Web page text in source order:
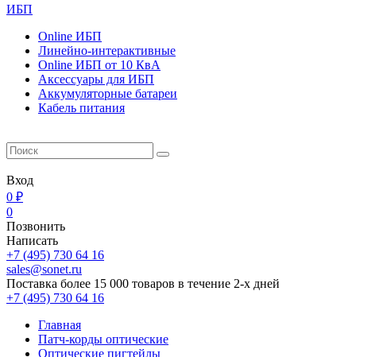
ИБП
Online ИБП
Линейно-интерактивные
Online ИБП от 10 КвА
Aксессуары для ИБП
Аккумуляторные батареи
Кабель питания
Вход
0 ₽
0
Позвонить
Написать
+7 (495) 730 64 16
sales@sonet.ru
Поставка более 15 000 товаров в течение 2-х дней
+7 (495) 730 64 16
Главная
Патч-корды оптические
Оптические пигтейлы